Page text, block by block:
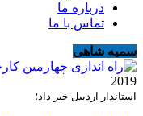
درباره ما
تماس با ما
سمیه شاهی
2019
استاندار اردبیل خبر داد؛